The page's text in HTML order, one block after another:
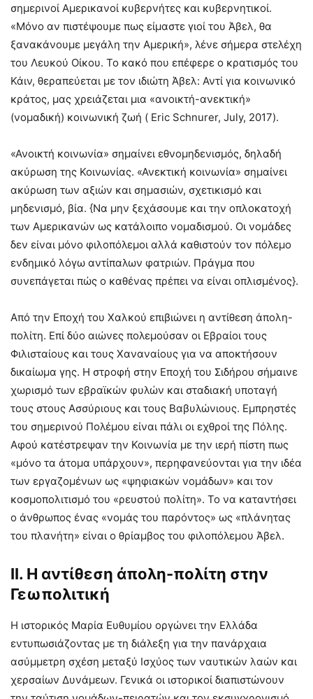
σημερινοί Αμερικανοί κυβερνήτες και κυβερνητικοί.
«Μόνο αν πιστέψουμε πως είμαστε γιοί του Άβελ, θα
ξανακάνουμε μεγάλη την Αμερική», λένε σήμερα στελέχη
του Λευκού Οίκου. Το κακό που επέφερε ο κρατισμός του
Κάιν, θεραπεύεται με τον ιδιώτη Άβελ: Αντί για κοινωνικό
κράτος, μας χρειάζεται μια «ανοικτή-ανεκτική»
(νομαδική) κοινωνική ζωή ( Eric Schnurer, July, 2017).
«Ανοικτή κοινωνία» σημαίνει εθνομηδενισμός, δηλαδή
ακύρωση της Κοινωνίας. «Ανεκτική κοινωνία» σημαίνει
ακύρωση των αξιών και σημασιών, σχετικισμό και
μηδενισμό, βία. {Να μην ξεχάσουμε και την οπλοκατοχή
των Αμερικανών ως κατάλοιπο νομαδισμού. Οι νομάδες
δεν είναι μόνο φιλοπόλεμοι αλλά καθιστούν τον πόλεμο
ενδημικό λόγω αντίπαλων φατριών. Πράγμα που
συνεπάγεται πώς ο καθένας πρέπει να είναι οπλισμένος}.
Από την Εποχή του Χαλκού επιβιώνει η αντίθεση άπολη-
πολίτη. Επί δύο αιώνες πολεμούσαν οι Εβραίοι τους
Φιλισταίους και τους Χαναναίους για να αποκτήσουν
δικαίωμα γης. Η στροφή στην Εποχή του Σιδήρου σήμαινε
χωρισμό των εβραϊκών φυλών και σταδιακή υποταγή
τους στους Ασσύριους και τους Βαβυλώνιους. Εμπρηστές
του σημερινού Πολέμου είναι πάλι οι εχθροί της Πόλης.
Αφού κατέστρεψαν την Κοινωνία με την ιερή πίστη πως
«μόνο τα άτομα υπάρχουν», περηφανεύονται για την ιδέα
των εργαζομένων ως «ψηφιακών νομάδων» και τον
κοσμοπολιτισμό του «ρευστού πολίτη». Το να καταντήσει
ο άνθρωπος ένας «νομάς του παρόντος» ως «πλάνητας
του πλανήτη» είναι ο θρίαμβος του φιλοπόλεμου Άβελ.
ΙΙ. Η αντίθεση άπολη-πολίτη στην
Γεωπολιτική
Η ιστορικός Μαρία Ευθυμίου οργώνει την Ελλάδα
εντυπωσιάζοντας με τη διάλεξη για την πανάρχαια
ασύμμετρη σχέση μεταξύ Ισχύος των ναυτικών λαών και
χερσαίων Δυνάμεων. Γενικά οι ιστορικοί διαπιστώνουν